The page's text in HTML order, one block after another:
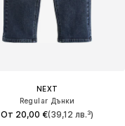
NEXT
Regular Дънки
От 20,00 €(39,12 лв.³)